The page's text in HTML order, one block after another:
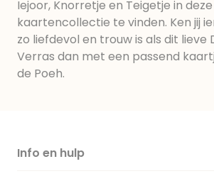
Iejoor, Knorretje en Teigetje in deze
kaartencollectie te vinden. Ken jij
zo liefdevol en trouw is als dit lieve
Verras dan met een passend
de Poeh.
Info en hulp